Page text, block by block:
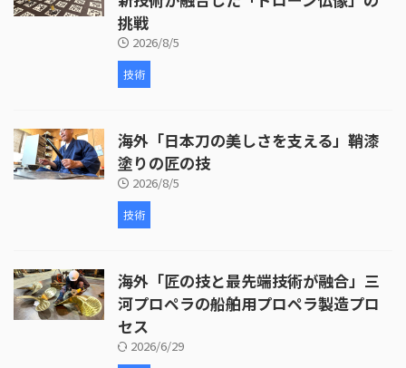
挑戦
2026/8/5
技術
海外「日本刀の美しさを支える」鞘漆
塗りの匠の技
2026/8/5
技術
海外「匠の技と最先端技術が融合」三
河プロペラの船舶用プロペラ製造プロ
セス
2026/6/29